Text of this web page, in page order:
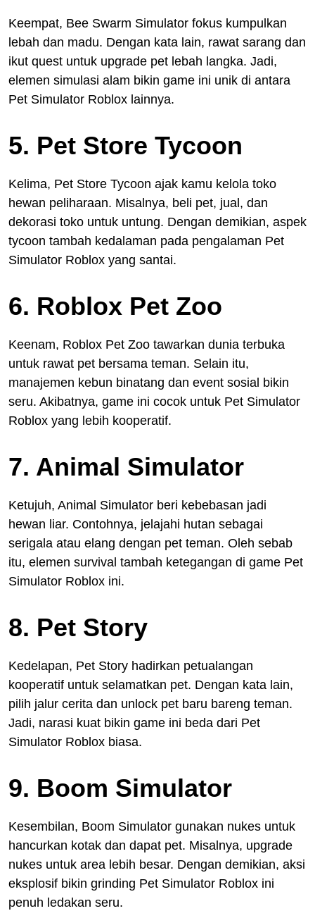
Keempat, Bee Swarm Simulator fokus kumpulkan
lebah dan madu. Dengan kata lain, rawat sarang dan
ikut quest untuk upgrade pet lebah langka. Jadi,
elemen simulasi alam bikin game ini unik di antara
Pet Simulator Roblox lainnya.
5. Pet Store Tycoon
Kelima, Pet Store Tycoon ajak kamu kelola toko
hewan peliharaan. Misalnya, beli pet, jual, dan
dekorasi toko untuk untung. Dengan demikian, aspek
tycoon tambah kedalaman pada pengalaman Pet
Simulator Roblox yang santai.
6. Roblox Pet Zoo
Keenam, Roblox Pet Zoo tawarkan dunia terbuka
untuk rawat pet bersama teman. Selain itu,
manajemen kebun binatang dan event sosial bikin
seru. Akibatnya, game ini cocok untuk Pet Simulator
Roblox yang lebih kooperatif.
7. Animal Simulator
Ketujuh, Animal Simulator beri kebebasan jadi
hewan liar. Contohnya, jelajahi hutan sebagai
serigala atau elang dengan pet teman. Oleh sebab
itu, elemen survival tambah ketegangan di game Pet
Simulator Roblox ini.
8. Pet Story
Kedelapan, Pet Story hadirkan petualangan
kooperatif untuk selamatkan pet. Dengan kata lain,
pilih jalur cerita dan unlock pet baru bareng teman.
Jadi, narasi kuat bikin game ini beda dari Pet
Simulator Roblox biasa.
9. Boom Simulator
Kesembilan, Boom Simulator gunakan nukes untuk
hancurkan kotak dan dapat pet. Misalnya, upgrade
nukes untuk area lebih besar. Dengan demikian, aksi
eksplosif bikin grinding Pet Simulator Roblox ini
penuh ledakan seru.